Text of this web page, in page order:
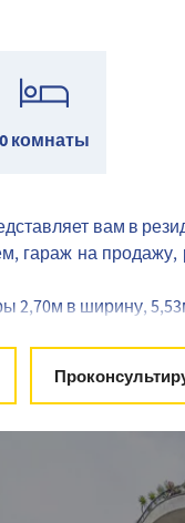
0 комнаты
вам в
гараж на
2,70м в ширину,